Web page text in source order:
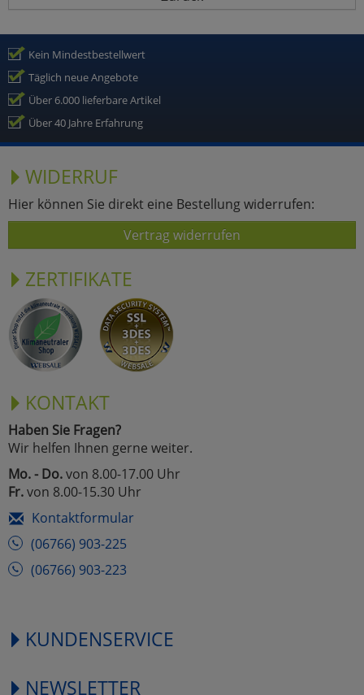
Kein Mindestbestellwert
Täglich neue Angebote
Über 6.000 lieferbare Artikel
Über 40 Jahre Erfahrung
WIDERRUF
Hier können Sie direkt eine Bestellung widerrufen:
Vertrag widerrufen
ZERTIFIKATE
KONTAKT
Haben Sie Fragen?
Wir helfen Ihnen gerne weiter.
Mo. - Do.von 8.00-17.00 Uhr
Fr.von 8.00-15.30 Uhr
Kontaktformular
(06766) 903-225
(06766) 903-223
KUNDENSERVICE
NEWSLETTER